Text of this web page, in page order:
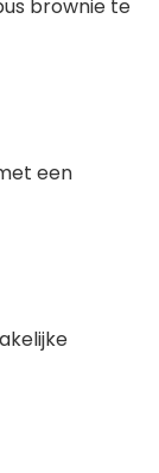
brownie te
een